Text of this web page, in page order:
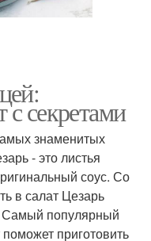
с секретами
знаменитых
- это листья
соус. Со
в салат Цезарь
Самый популярный
приготовить